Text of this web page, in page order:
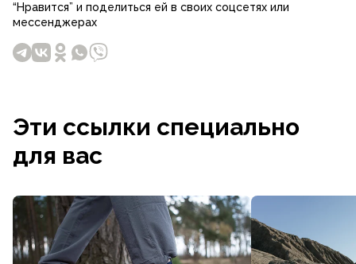
“Нравится” и поделиться ей в своих соцсетях или
мессенджерах
Эти ссылки специально
для вас